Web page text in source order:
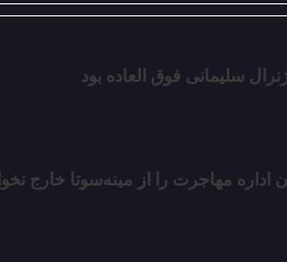
سلیمانی فوق العاده بود
اداره مهاجرت را از مینه‌سوتا خارج